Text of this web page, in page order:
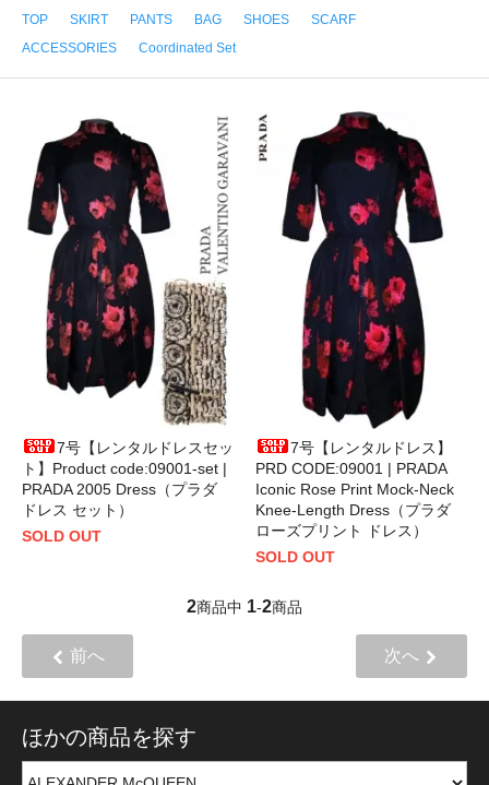
TOP
SKIRT PANTS BAG SHOES
SCARF
ACCESSORIES
Coordinated Set
7号【レンタルドレスセッ
ト】Product code:09001-set |
PRADA 2005 Dress（プラダ
ドレス セット）
SOLD OUT
7号【レンタルドレス】
PRD CODE:09001 | PRADA
Iconic Rose Print Mock-Neck
Knee-Length Dress（プラダ
ローズプリント ドレス）
SOLD OUT
2商品中 1-2商品
前へ 次へ
ほかの商品を探す